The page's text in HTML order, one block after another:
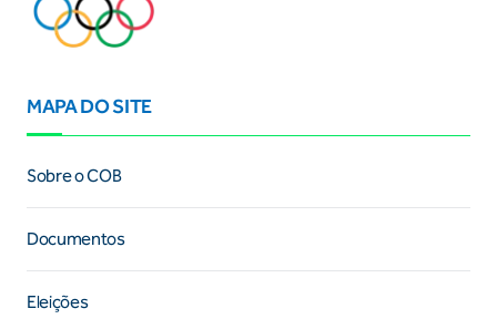
MAPA DO SITE
Sobre o COB
Documentos
Eleições